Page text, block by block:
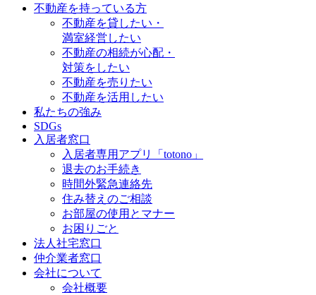
不動産を持っている方
不動産を貸したい・
満室経営したい
不動産の相続が心配・
対策をしたい
不動産を売りたい
不動産を活用したい
私たちの強み
SDGs
入居者窓口
入居者専用アプリ「totono」
退去のお手続き
時間外緊急連絡先
住み替えのご相談
お部屋の使用とマナー
お困りごと
法人社宅窓口
仲介業者窓口
会社について
会社概要